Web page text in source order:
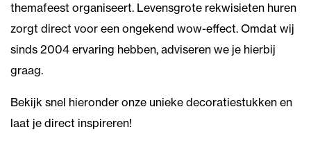
themafeest organiseert. Levensgrote rekwisieten huren
zorgt direct voor een ongekend wow-effect. Omdat wij
sinds 2004 ervaring hebben, adviseren we je hierbij
graag.
Bekijk snel hieronder onze unieke decoratiestukken en
laat je direct inspireren!